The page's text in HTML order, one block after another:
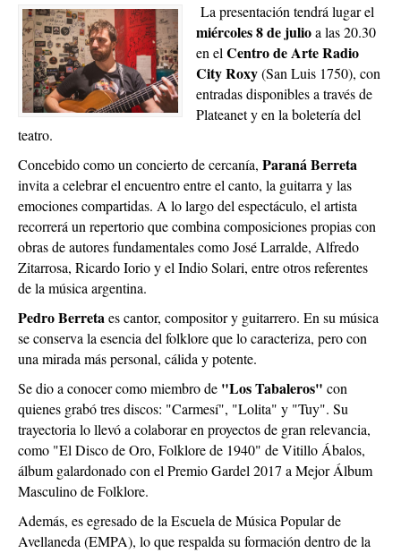
La presentación tendrá lugar el
miércoles 8 de julioa las 20.30
en el Centro de Arte Radio
City Roxy(San Luis 1750), con
entradas disponibles a través de
Plateanet y en la boletería del
teatro.
Concebido como un concierto de cercanía, Paraná Berreta
invita a celebrar el encuentro entre el canto, la guitarra y las
emociones compartidas. A lo largo del espectáculo, el artista
recorrerá un repertorio que combina composiciones propias con
obras de autores fundamentales como José Larralde, Alfredo
Zitarrosa, Ricardo Iorio y el Indio Solari, entre otros referentes
de la música argentina.
Pedro Berretaes cantor, compositor y guitarrero. En su música
se conserva la esencia del folklore que lo caracteriza, pero con
una mirada más personal, cálida y potente.
Se dio a conocer como miembro de "Los Tabaleros" con
quienes grabó tres discos: "Carmesí", "Lolita" y "Tuy". Su
trayectoria lo llevó a colaborar en proyectos de gran relevancia,
como "El Disco de Oro, Folklore de 1940" de Vitillo Ábalos,
álbum galardonado con el Premio Gardel 2017 a Mejor Álbum
Masculino de Folklore.
Además, es egresado de la Escuela de Música Popular de
Avellaneda (EMPA), lo que respalda su formación dentro de la